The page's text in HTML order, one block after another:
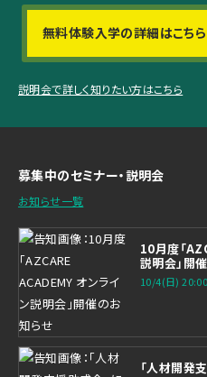
無料体験入学の詳細はこちら
説明会で詳しく知りたい方はこちら
募集中のセミナー・説明会
お知らせ一覧
10月度「
説明会」開
10/4(日)
「人材開発